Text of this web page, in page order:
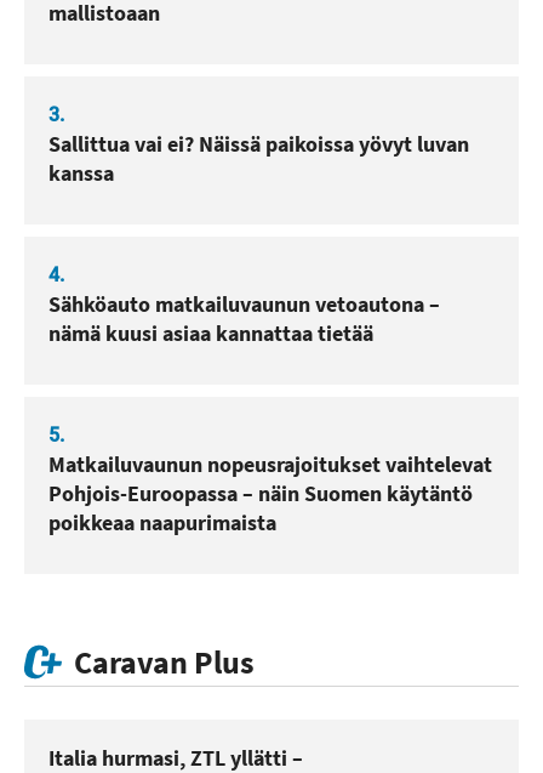
mallistoaan
3.
Sallittua vai ei? Näissä paikoissa yövyt luvan
kanssa
4.
Sähköauto matkailuvaunun vetoautona –
nämä kuusi asiaa kannattaa tietää
5.
Matkailuvaunun nopeusrajoitukset vaihtelevat
Pohjois-Euroopassa – näin Suomen käytäntö
poikkeaa naapurimaista
Caravan Plus
Italia hurmasi, ZTL yllätti –